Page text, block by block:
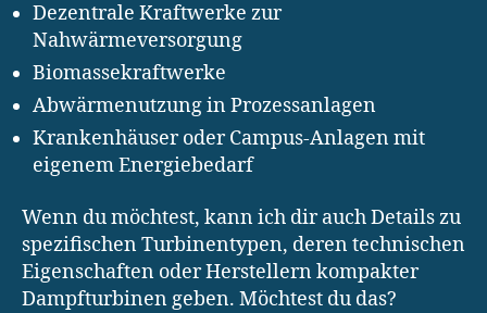
Dezentrale Kraftwerke zur
Nahwärmeversorgung
Biomassekraftwerke
Abwärmenutzung in Prozessanlagen
Krankenhäuser oder Campus-Anlagen mit
eigenem Energiebedarf
Wenn du möchtest, kann ich dir auch Details zu
spezifischen Turbinentypen, deren technischen
Eigenschaften oder Herstellern kompakter
Dampfturbinen geben. Möchtest du das?